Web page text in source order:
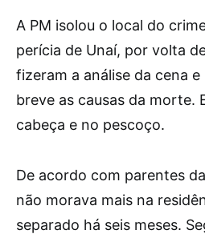
A PM isolou o local do
perícia de Unaí, por volta
fizeram a análise da cena
breve as causas da morte.
cabeça e no pescoço.
De acordo com parentes
não morava mais na
separado há seis meses.